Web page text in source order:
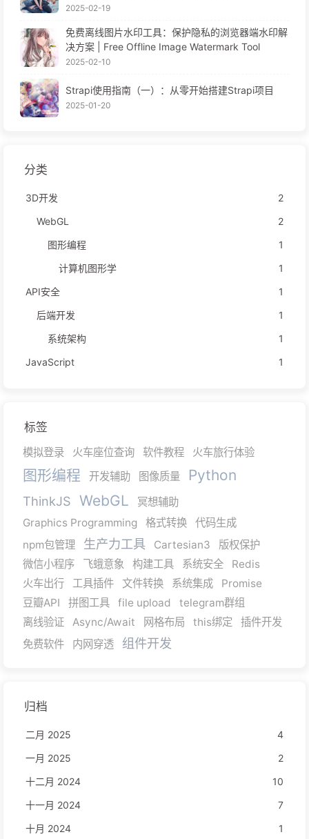
2025-02-19
免费离线图片水印工具：保护隐私的浏览器端水印解
决方案 | Free Offline Image Watermark Tool
2025-02-10
Strapi使用指南（一）：从零开始搭建Strapi项目
2025-01-20
分类
3D开发
2
WebGL
2
图形编程
1
计算机图形学
1
API安全
1
后端开发
1
系统架构
1
JavaScript
1
标签
模拟登录 火车座位查询 软件教程 火车旅行体验
图形编程 开发辅助 图像质量 Python
ThinkJS WebGL
冥想辅助
Graphics Programming
格式转换
代码生成
npm包管理
生产力工具 Cartesian3
版权保护
微信小程序
飞蛾意象 构建工具 系统安全
Redis
火车出行
工具插件 文件转换 系统集成
Promise
豆瓣API
拼图工具 file upload
telegram群组
离线验证
Async/Await 网格布局 this绑定
插件开发
免费软件
内网穿透 组件开发
归档
二月 2025
4
一月 2025
2
十二月 2024
10
十一月 2024
7
十月 2024
1